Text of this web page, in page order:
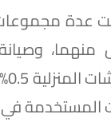
عدة مجموعات
في صيانة المنزل 1.5%، وخدمات